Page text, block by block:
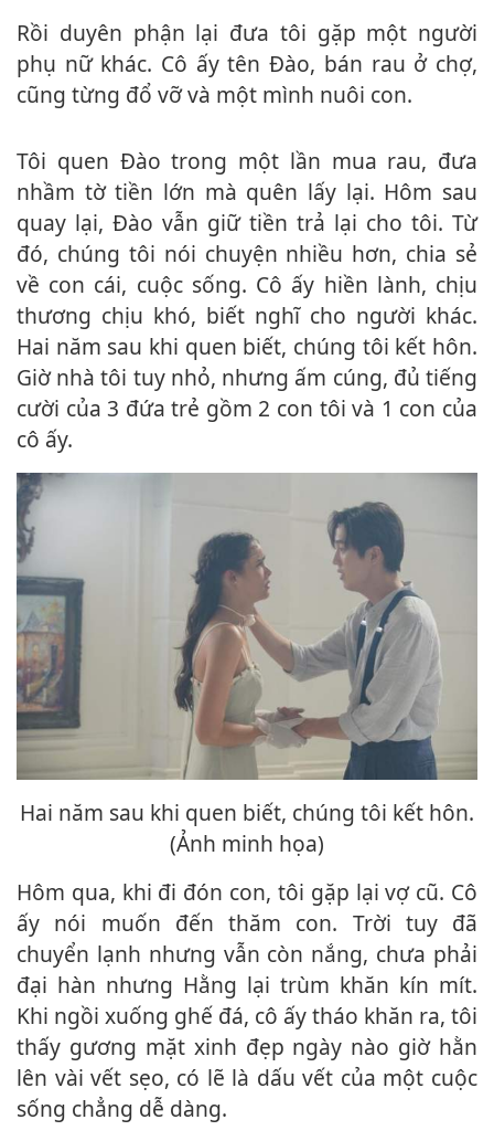
Rồi duyên phận lại đưa tôi gặp một người
phụ nữ khác. Cô ấy tên Đào, bán rau ở chợ,
cũng từng đổ vỡ và một mình nuôi con.
Tôi quen Đào trong một lần mua rau, đưa
nhầm tờ tiền lớn mà quên lấy lại. Hôm sau
quay lại, Đào vẫn giữ tiền trả lại cho tôi. Từ
đó, chúng tôi nói chuyện nhiều hơn, chia sẻ
về con cái, cuộc sống. Cô ấy hiền lành, chịu
thương chịu khó, biết nghĩ cho người khác.
Hai năm sau khi quen biết, chúng tôi kết hôn.
Giờ nhà tôi tuy nhỏ, nhưng ấm cúng, đủ tiếng
cười của 3 đứa trẻ gồm 2 con tôi và 1 con của
cô ấy.
Hai năm sau khi quen biết, chúng tôi kết hôn.
(Ảnh minh họa)
Hôm qua, khi đi đón con, tôi gặp lại vợ cũ. Cô
ấy nói muốn đến thăm con. Trời tuy đã
chuyển lạnh nhưng vẫn còn nắng, chưa phải
đại hàn nhưng Hằng lại trùm khăn kín mít.
Khi ngồi xuống ghế đá, cô ấy tháo khăn ra, tôi
thấy gương mặt xinh đẹp ngày nào giờ hằn
lên vài vết sẹo, có lẽ là dấu vết của một cuộc
sống chẳng dễ dàng.